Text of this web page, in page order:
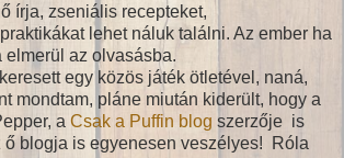
írja, zseniális recepteket,
lehet náluk találni. Az ember ha
elmerül az olvasásba.
egy közös játék ötletével, naná,
mondtam, pláne miután kiderült, hogy a
a Csak a Puffin blog szerzője is
ő blogja is egyenesen veszélyes! Róla